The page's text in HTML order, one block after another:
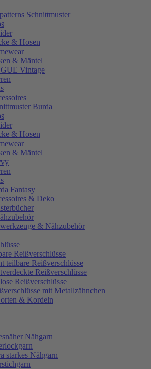
Schnittmuster
& Hosen
& Mäntel
Vintage
Burda
& Hosen
& Mäntel
Fantasy
& Deko
& Nähzubehör
Reißverschlüsse
teilbare Reißverschlüsse
Reißverschlüsse
Reißverschlüsse
mit Metallzähnchen
& Kordeln
Nähgarn
starkes Nähgarn